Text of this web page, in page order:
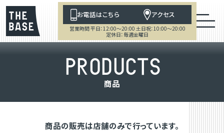
お電話はこちら アクセス
営業時間 平日：12:00～20:00 土日祝：10:00～20:00
定休日：毎週金曜日
PRODUCTS
商品
商品の販売は店舗のみで行っています。